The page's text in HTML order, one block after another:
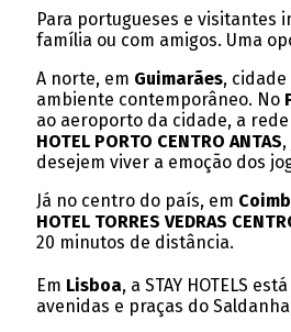
Para portugueses e visitantes
família ou com amigos. Uma
A norte, em Guimarães,
ambiente contemporâneo. No
ao aeroporto da cidade, a
HOTEL PORTO CENTRO ANTAS
desejem viver a emoção dos
Já no centro do país, em
HOTEL TORRES VEDRAS
20 minutos de distância.
Em Lisboa, a STAY HOTELS
avenidas e praças do